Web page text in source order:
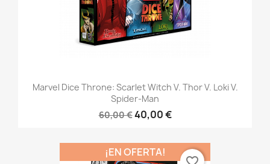
Marvel Dice Throne: Scarlet Witch V. Thor V. Loki V.
Spider-Man
60,00 €40,00 €
¡EN OFERTA!